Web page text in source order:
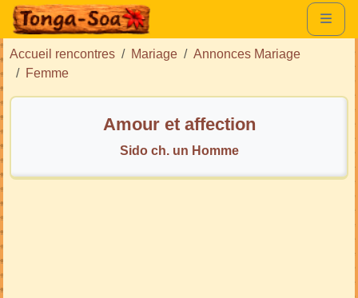
Accueil rencontres Mariage
Annonces Mariage
Femme
Amour et affection
Sido ch. un Homme